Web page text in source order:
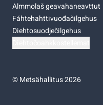
Almmolaš geavahaneavttut
Fáhtehahttivuođačilgehus
Diehtosuodječilgehus
©Metsähallitus 2026